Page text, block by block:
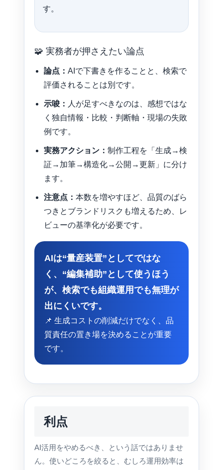
す。
🧩 実務者が押さえたい論点
論点：AIで下書きを作ることと、検索で
評価されることは別です。
示唆： 人が足すべきなのは、感想ではな
く独自情報・比較・判断軸・現場の失敗
例です。
実務アクション：制作工程を「生成→検
証→加筆→構造化→公開→更新」に分け
ます。
注意点：本数を増やすほど、品質のばら
つきとブランドリスクも増えるため、レ
ビューの基準化が必要です。
AIは“量産装置”としてではな
く、“編集補助”として使うほう
が、検索でも組織運用でも無理が
出にくいです。
📌 生成コストの削減だけでなく、品
質責任の置き場を決めることが重要
です。
利点
AI活用をやめるべき、という話ではありませ
ん。使いどころを絞ると、むしろ運用効率は